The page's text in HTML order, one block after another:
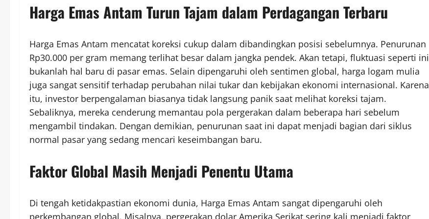
Harga Emas Antam Turun Tajam dalam Perdagangan Terbaru
Harga Emas Antam mencatat koreksi cukup dalam dibandingkan posisi sebelumnya. Penurunan
Rp30.000 per gram memang terlihat besar dalam jangka pendek. Akan tetapi, fluktuasi seperti ini
bukanlah hal baru di pasar emas. Selain dipengaruhi oleh sentimen global, harga logam mulia
juga sangat sensitif terhadap perubahan nilai tukar dan kebijakan ekonomi internasional. Karena
itu, investor berpengalaman biasanya tidak langsung panik saat melihat koreksi tajam.
Sebaliknya, mereka cenderung memantau pola pergerakan dalam beberapa hari sebelum
mengambil tindakan. Dengan demikian, penurunan saat ini dapat menjadi bagian dari siklus
normal pasar yang sedang mencari keseimbangan baru.
Faktor Global Masih Menjadi Penentu Utama
Di tengah ketidakpastian ekonomi dunia, Harga Emas Antam sangat dipengaruhi oleh
perkembangan global. Misalnya, pergerakan dolar Amerika Serikat sering kali menjadi faktor